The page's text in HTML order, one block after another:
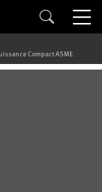
Compact ASME